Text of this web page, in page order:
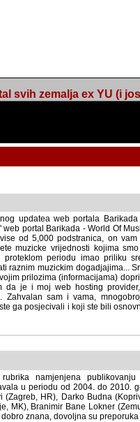
svih zemalja ex YU (i
updatea web portala
web portal Barikada - World Of
od 5,000 podstranica, on
muzicke vrijednosti kojima smo
periodu imao priliku sretati
muzickim dogadjajima... Sretan
(informacijama)
i moj web hosting provider,
Zahvalan sam i vama,
ga posjecivali i koji ste bili
namjenjena
u periodu od 2004. do 2010.
(Zagreb, HR), Darko Budna
MK), Branimir Bane Lokner
znana, dovoljna su